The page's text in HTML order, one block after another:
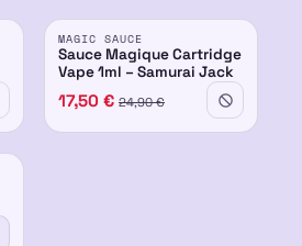
MAGIC SAUCE
Sauce Magique Cartridge
Vape 1ml – Samurai Jack
17,50 € 24,90€